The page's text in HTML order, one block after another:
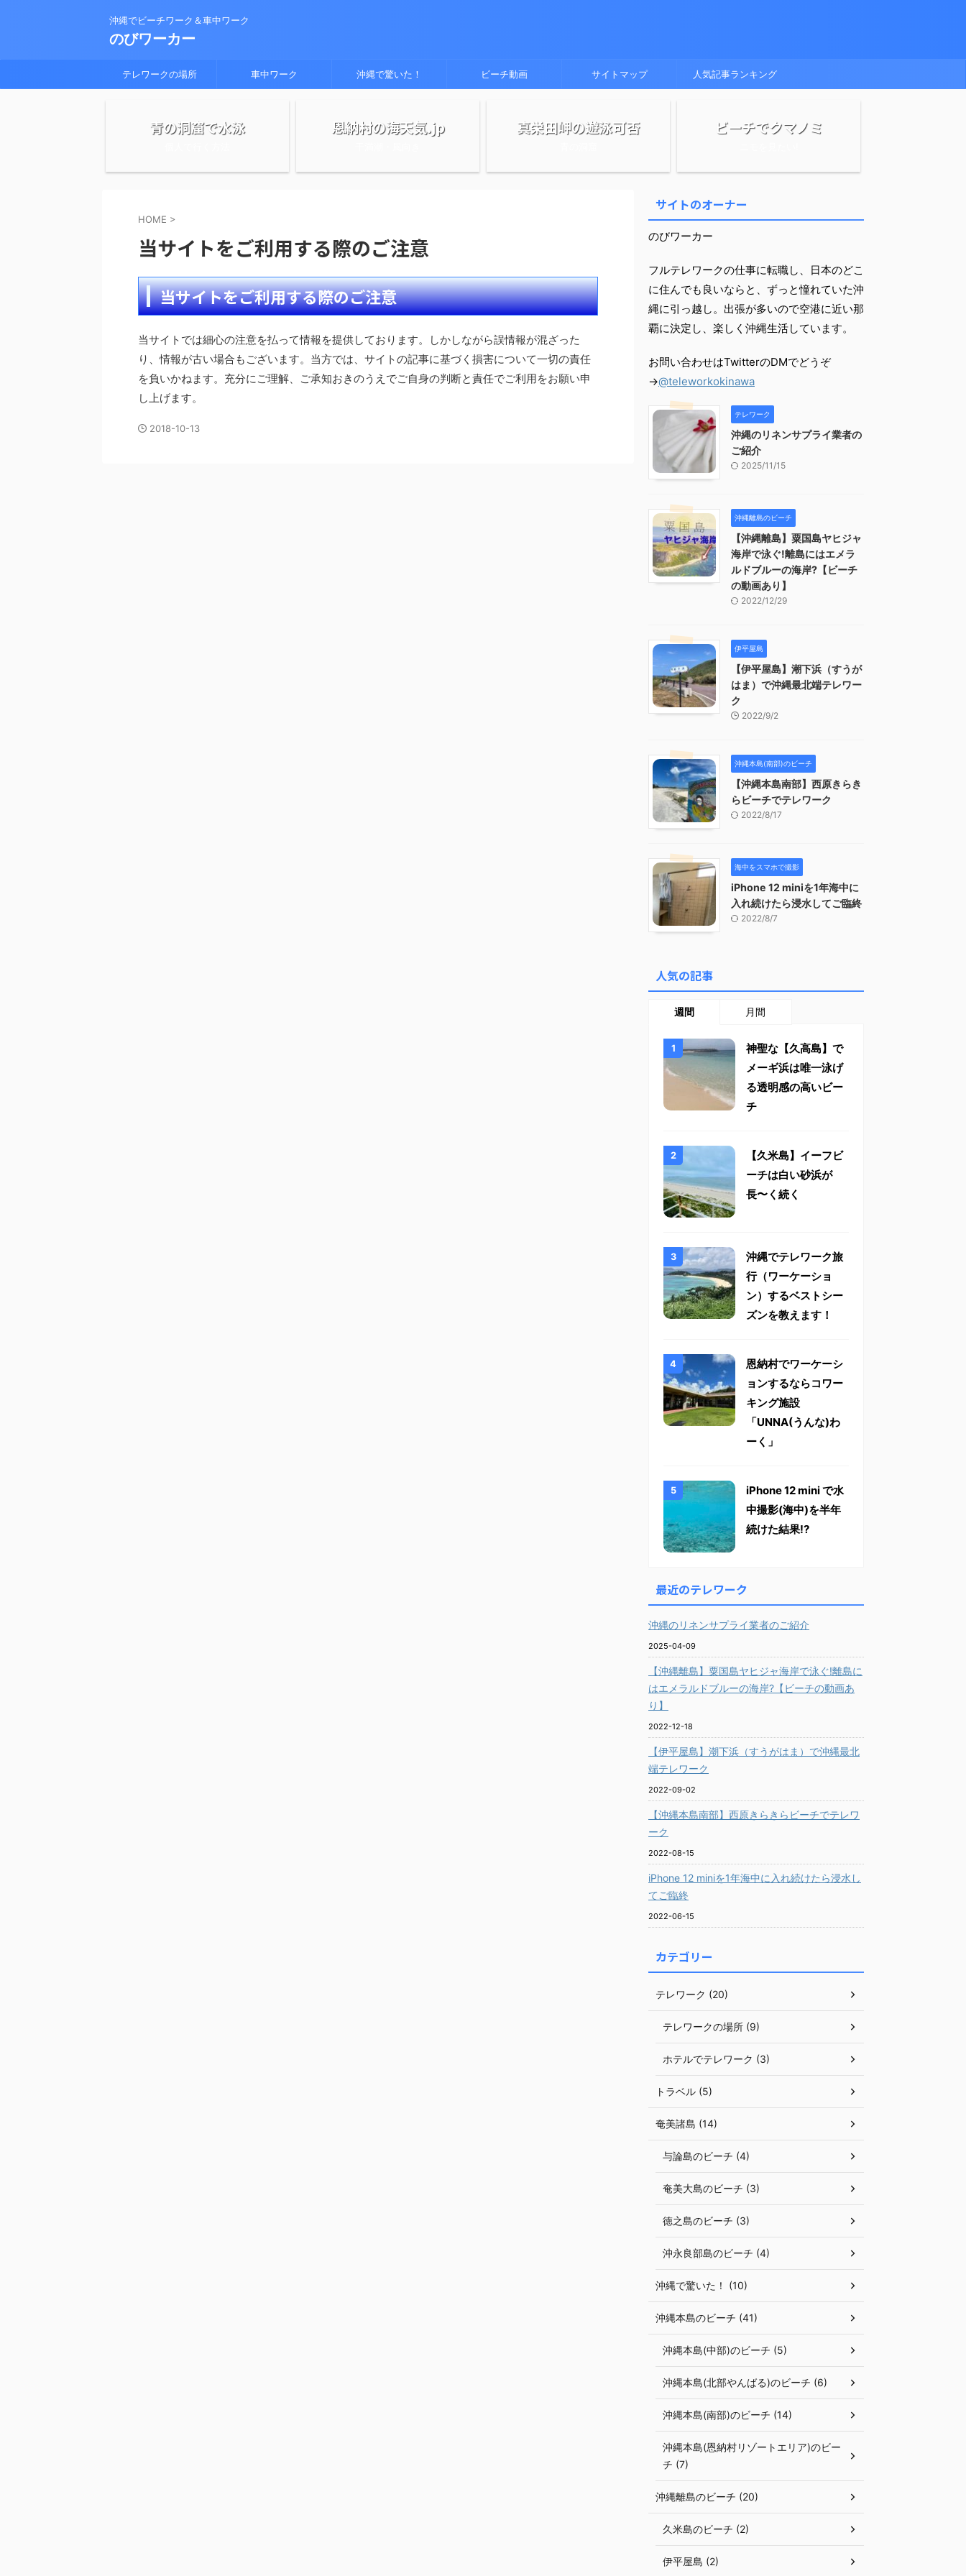
沖縄でビーチワーク＆車中ワーク
のびワーカー
テレワークの場所 車中ワーク 沖縄で驚いた！ ビーチ動画 サイトマップ 人気記事ランキング
青の洞窟で水泳 恩納村の海天気.jp 真栄田岬の遊泳可否 ビーチでクマノミ
HOME >
当サイトをご利用する際のご注意
当サイトをご利用する際のご注意
当サイトでは細心の注意を払って情報を提供しております。しかしながら誤情報が混ざった
り、情報が古い場合もございます。当方では、サイトの記事に基づく損害について一切の責任
を負いかねます。充分にご理解、ご承知おきのうえでご自身の判断と責任でご利用をお願い申
し上げます。
2018-10-13
サイトのオーナー
のびワーカー
フルテレワークの仕事に転職し、日本のどこ
に住んでも良いならと、ずっと憧れていた沖
縄に引っ越し。出張が多いので空港に近い那
覇に決定し、楽しく沖縄生活しています。
お問い合わせはTwitterのDMでどうぞ
→@teleworkokinawa
テレワーク
沖縄のリネンサプライ業者の
ご紹介
2025/11/15
沖縄離島のビーチ
【沖縄離島】粟国島ヤヒジャ
海岸で泳ぐ!離島にはエメラ
ルドブルーの海岸?【ビーチ
の動画あり】
2022/12/29
伊平屋島
【伊平屋島】潮下浜（すうが
はま）で沖縄最北端テレワー
ク
2022/9/2
沖縄本島(南部)のビーチ
【沖縄本島南部】西原きらき
らビーチでテレワーク
2022/8/17
海中をスマホで撮影
iPhone 12 miniを1年海中に
入れ続けたら浸水してご臨終
2022/8/7
人気の記事
週間 月間
神聖な【久高島】で
メーギ浜は唯一泳げ
る透明感の高いビー
チ
【久米島】イーフビ
ーチは白い砂浜が
長〜く続く
沖縄でテレワーク旅
行（ワーケーショ
ン）するベストシー
ズンを教えます！
恩納村でワーケーシ
ョンするならコワー
キング施設
「UNNA(うんな)わ
ーく」
iPhone 12 mini で水
中撮影(海中)を半年
続けた結果!?
最近のテレワーク
沖縄のリネンサプライ業者のご紹介
2025-04-09
【沖縄離島】粟国島ヤヒジャ海岸で泳ぐ!離島に
はエメラルドブルーの海岸?【ビーチの動画あ
り】
2022-12-18
【伊平屋島】潮下浜（すうがはま）で沖縄最北
端テレワーク
2022-09-02
【沖縄本島南部】西原きらきらビーチでテレワ
ーク
2022-08-15
iPhone 12 miniを1年海中に入れ続けたら浸水し
てご臨終
2022-06-15
カテゴリー
テレワーク (20)
テレワークの場所 (9)
ホテルでテレワーク (3)
トラベル (5)
奄美諸島 (14)
与論島のビーチ (4)
奄美大島のビーチ (3)
徳之島のビーチ (3)
沖永良部島のビーチ (4)
沖縄で驚いた！ (10)
沖縄本島のビーチ (41)
沖縄本島(中部)のビーチ (5)
沖縄本島(北部やんばる)のビーチ (6)
沖縄本島(南部)のビーチ (14)
沖縄本島(恩納村リゾートエリア)のビー
チ (7)
沖縄離島のビーチ (20)
久米島のビーチ (2)
伊平屋島 (2)